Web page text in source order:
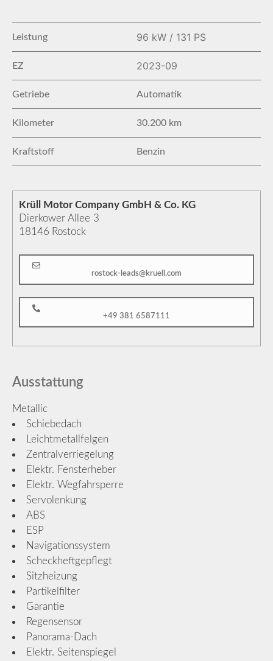
Leistung 96 kW / 131 PS
EZ 2023-09
Getriebe Automatik
Kilometer 30.200 km
Kraftstoff Benzin
Krüll Motor Company GmbH & Co. KG
Dierkower Allee 3
18146 Rostock
rostock-leads@kruell.com
+49 381 6587111
Ausstattung
Metallic
Schiebedach
Leichtmetallfelgen
Zentralverriegelung
Elektr. Fensterheber
Elektr. Wegfahrsperre
Servolenkung
ABS
ESP
Navigationssystem
Scheckheftgepflegt
Sitzheizung
Partikelfilter
Garantie
Regensensor
Panorama-Dach
Elektr. Seitenspiegel